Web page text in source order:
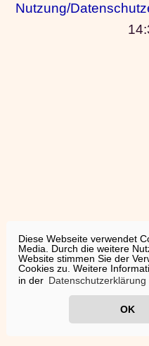
Diese Webseite verwendet
Media. Durch die weitere
Website stimmen Sie der
Cookies zu. Weitere
in der Datenschutzerklärung
OK
Nutzung/